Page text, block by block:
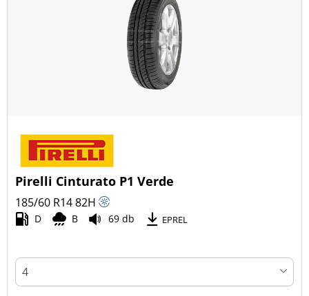
Pirelli Cinturato P1 Verde
185/60 R1482H
D B 69 db EPREL